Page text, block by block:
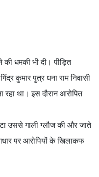
धमकी भी दी। पीड़ित
कुमार पुत्र धना राम निवासी
था। इस दौरान आरोपित
उससे गाली ग्‍लौज की और जाते
पर आरोपियों के खिलाकफ